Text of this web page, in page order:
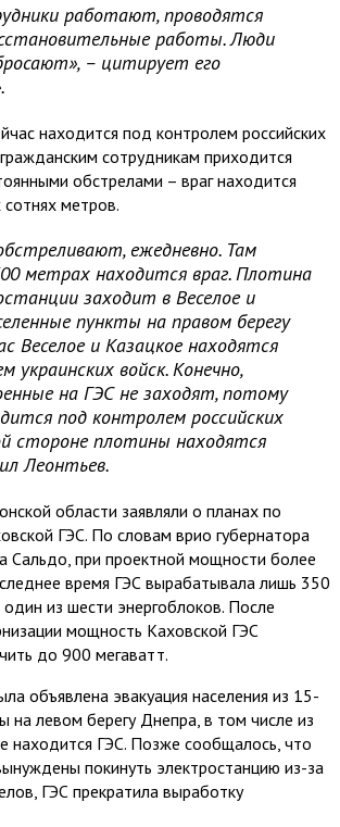
работают, проводятся
работы. Люди
– цитирует его
находится под контролем российских
сотрудникам приходится
обстрелами – враг находится
сотнях метров.
ежедневно. Там
метрах находится враг. Плотина
заходит в Веселое и
пункты на правом берегу
Веселое и Казацкое находятся
украинских войск. Конечно,
на ГЭС не заходят, потому
под контролем российских
стороне плотины находятся
Леонтьев.
области заявляли о планах по
ГЭС. По словам врио губернатора
Сальдо, при проектной мощности более
время ГЭС вырабатывала лишь 350
из шести энергоблоков. После
мощность Каховской ГЭС
до 900 мегаватт.
объявлена эвакуация населения из 15-
на левом берегу Днепра, в том числе из
находится ГЭС. Позже сообщалось, что
покинуть электростанцию из-за
ГЭС прекратила выработку